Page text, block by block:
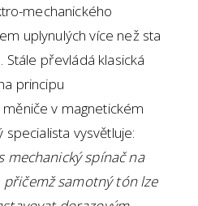
mechanického
uplynulých více než sta
Stále převládá klasická
principu
v magnetickém
specialista vysvětluje:
mechanický spínač na
samotný tón lze